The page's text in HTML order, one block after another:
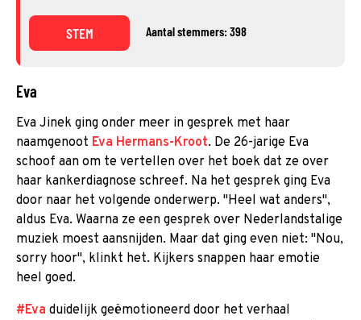
STEM Aantal stemmers: 398
Eva
Eva Jinek ging onder meer in gesprek met haar
naamgenoot Eva Hermans-Kroot. De 26-jarige Eva
schoof aan om te vertellen over het boek dat ze over
haar kankerdiagnose schreef. Na het gesprek ging Eva
door naar het volgende onderwerp. "Heel wat anders",
aldus Eva. Waarna ze een gesprek over Nederlandstalige
muziek moest aansnijden. Maar dat ging even niet: "Nou,
sorry hoor", klinkt het. Kijkers snappen haar emotie
heel goed.
#Eva duidelijk geëmotioneerd door het verhaal